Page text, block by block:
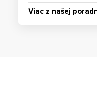
Viac z našej